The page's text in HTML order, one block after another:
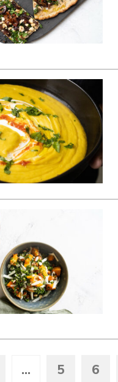
... 5 6